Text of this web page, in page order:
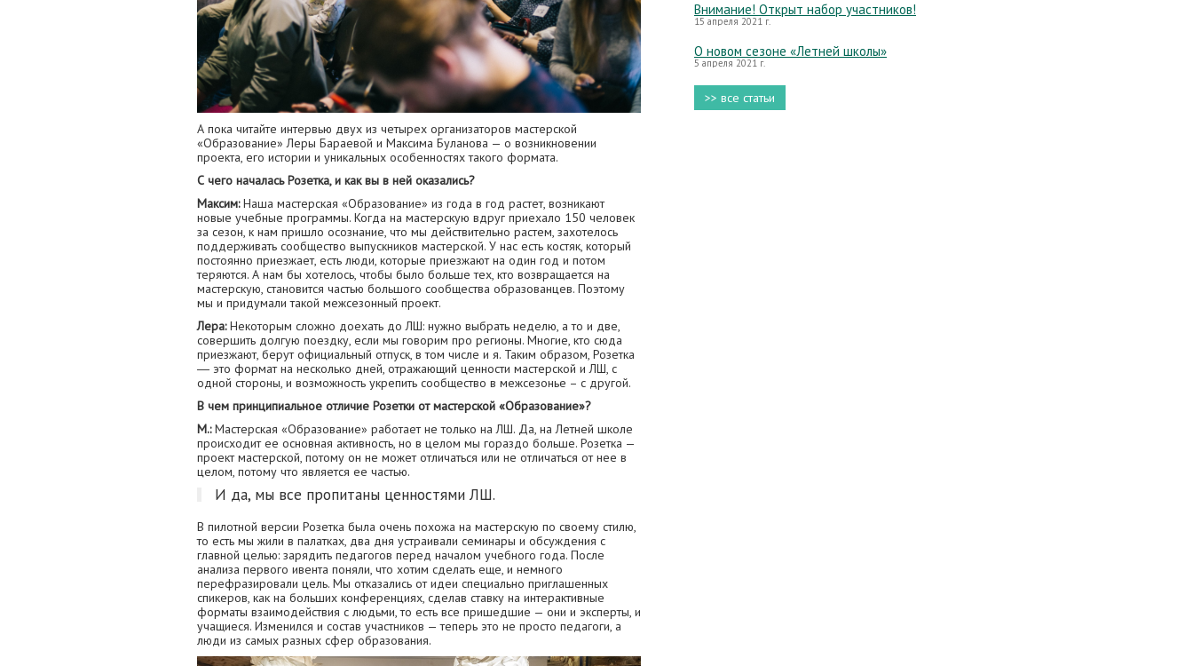
А пока читайте интервью двух из четырех организаторов мастерской
«Образование» Леры Бараевой и Максима Буланова — о возникновении
проекта, его истории и уникальных особенностях такого формата.
С чего началась Розетка, и как вы в ней оказались?
Максим:Наша мастерская «Образование» из года в год растет, возникают
новые учебные программы. Когда на мастерскую вдруг приехало 150 человек
за сезон, к нам пришло осознание, что мы действительно растем, захотелось
поддерживать сообщество выпускников мастерской. У нас есть костяк, который
постоянно приезжает, есть люди, которые приезжают на один год и потом
теряются. А нам бы хотелось, чтобы было больше тех, кто возвращается на
мастерскую, становится частью большого сообщества образованцев. Поэтому
мы и придумали такой межсезонный проект.
Лера:Некоторым сложно доехать до ЛШ: нужно выбрать неделю, а то и две,
совершить долгую поездку, если мы говорим про регионы. Многие, кто сюда
приезжают, берут официальный отпуск, в том числе и я. Таким образом, Розетка
― это формат на несколько дней, отражающий ценности мастерской и ЛШ, с
одной стороны, и возможность укрепить сообщество в межсезонье – с другой.
В чем принципиальное отличие Розетки от мастерской «Образование»?
М.:Мастерская «Образование» работает не только на ЛШ. Да, на Летней школе
происходит ее основная активность, но в целом мы гораздо больше. Розетка —
проект мастерской, потому он не может отличаться или не отличаться от нее в
целом, потому что является ее частью.
И да, мы все пропитаны ценностями ЛШ.
В пилотной версии Розетка была очень похожа на мастерскую по своему стилю,
то есть мы жили в палатках, два дня устраивали семинары и обсуждения с
главной целью: зарядить педагогов перед началом учебного года. После
анализа первого ивента поняли, что хотим сделать еще, и немного
перефразировали цель. Мы отказались от идеи специально приглашенных
спикеров, как на больших конференциях, сделав ставку на интерактивные
форматы взаимодействия с людьми, то есть все пришедшие — они и эксперты, и
учащиеся. Изменился и состав участников — теперь это не просто педагоги, а
люди из самых разных сфер образования.
Внимание! Открыт набор участников!
15 апреля 2021 г.
О новом сезоне «Летней школы»
5 апреля 2021 г.
>> все статьи